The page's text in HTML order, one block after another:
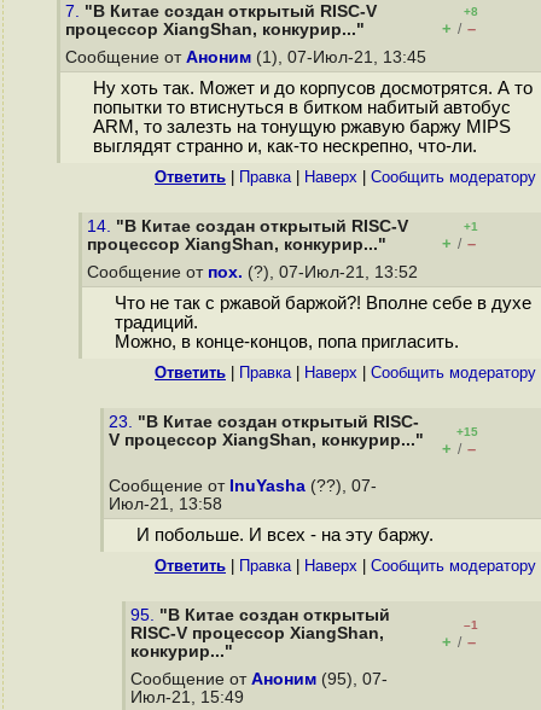
7. "В Китае создан открытый RISC-V
процессор XiangShan, конкурир..."
+8
+ / –
Сообщение от Аноним (1), 07-Июл-21, 13:45
Ну хоть так. Может и до корпусов досмотрятся. А то
попытки то втиснуться в битком набитый автобус
ARM, то залезть на тонущую ржавую баржу MIPS
выглядят странно и, как-то нескрепно, что-ли.
Ответить Правка| Наверх Cообщить модератору
14. "В Китае создан открытый RISC-V
процессор XiangShan, конкурир..."
+1
+ / –
Сообщение от пох. (?), 07-Июл-21, 13:52
Что не так с ржавой баржой?! Вполне себе в духе
традиций.
Можно, в конце-концов, попа пригласить.
Ответить Правка| Наверх Cообщить модератору
23. "В Китае создан открытый RISC-
V процессор XiangShan, конкурир..."
+15
+ / –
Сообщение от InuYasha (??), 07-
Июл-21, 13:58
И побольше. И всех - на эту баржу.
Ответить Правка| Наверх Cообщить модератору
95. "В Китае создан открытый
RISC-V процессор XiangShan,
конкурир..."
–1
+ / –
Сообщение от Аноним (95), 07-
Июл-21, 15:49